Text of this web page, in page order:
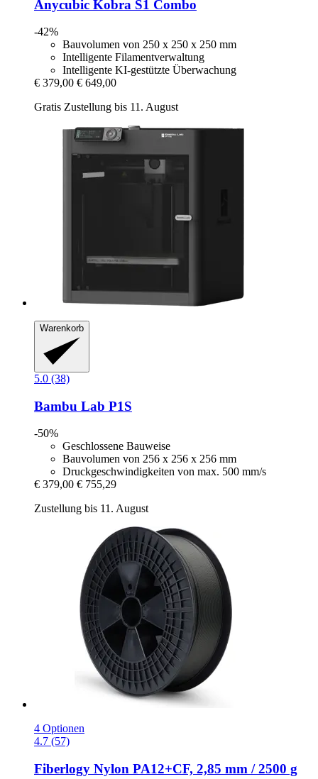
Anycubic Kobra S1 Combo
-42%
Bauvolumen von 250 x 250 x 250 mm
Intelligente Filamentverwaltung
Intelligente KI-gestützte Überwachung
€ 379,00 € 649,00
Gratis Zustellung bis 11. August
Warenkorb
5.0 (38)
Bambu Lab P1S
-50%
Geschlossene Bauweise
Bauvolumen von 256 x 256 x 256 mm
Druckgeschwindigkeiten von max. 500 mm/s
€ 379,00 € 755,29
Zustellung bis 11. August
4 Optionen
4.7 (57)
Fiberlogy Nylon PA12+CF, 2,85 mm / 2500 g